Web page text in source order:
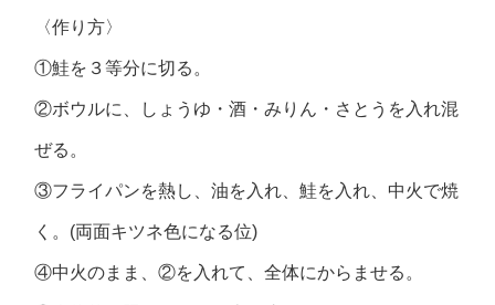
〈作り方〉
①鮭を３等分に切る。
②ボウルに、しょうゆ・酒・みりん・さとうを入れ混
ぜる。
③フライパンを熱し、油を入れ、鮭を入れ、中火で焼
く。(両面キツネ色になる位)
④中火のまま、②を入れて、全体にからませる。